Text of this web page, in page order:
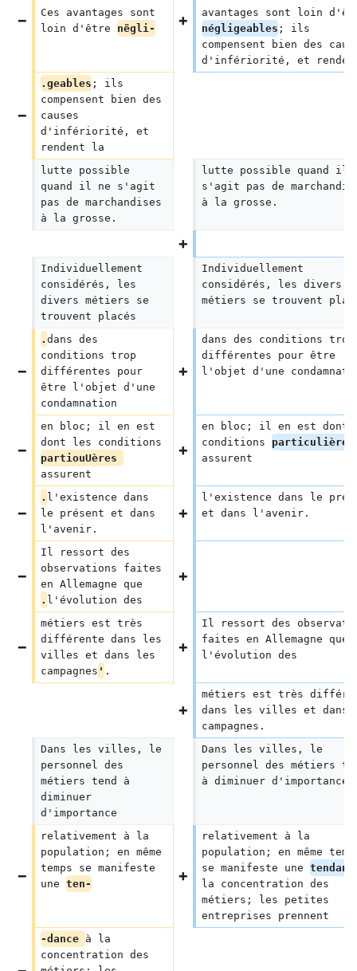
Ces avantages sont
loin d'être nëgli-
avantages sont loin
négligeables ; ils
compensent bien des
d'infériorité, et
.geables ; ils
compensent bien des
causes
d'infériorité, et
rendent la
lutte possible
quand il ne s'agit
pas de marchandises
à la grosse.
lutte possible quand il
s'agit pas de
à la grosse.
Individuellement
considérés, les
divers métiers se
trouvent placés
Individuellement
considérés, les divers
métiers se trouvent
. dans des
conditions trop
différentes pour
être l'objet d'une
condamnation
dans des conditions
différentes pour être
l'objet d'une
en bloc; il en est
dont les conditions
partiouUères
assurent
en bloc; il en est dont
conditions
assurent
. l'existence dans
le présent et dans
l'avenir.
l'existence dans le
et dans l'avenir.
Il ressort des
observations faites
en Allemagne que
. l'évolution des
métiers est très
différente dans les
villes et dans les
campagnes ' .
Il ressort des
faites en Allemagne que
l'évolution des
métiers est très
dans les villes et
campagnes.
Dans les villes, le
personnel des
métiers tend à
diminuer
d'importance
Dans les villes, le
personnel des métiers
à diminuer d'importance
relativement à la
population; en même
temps se manifeste
une ten-
relativement à la
population; en même
se manifeste une
la concentration des
métiers; les petites
entreprises prennent
-dance à la
concentration des